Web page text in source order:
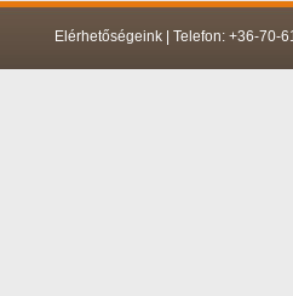
Elérhetőségeink | Telefon: +36-70-